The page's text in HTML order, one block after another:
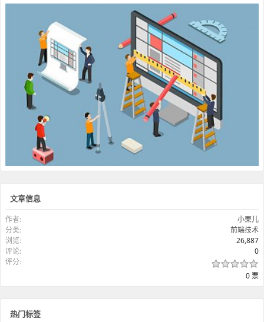
文章信息
作者:
小栗儿
分类:
前端技术
浏览:
26,887
评论:
0
评分:
0 票
热门标签